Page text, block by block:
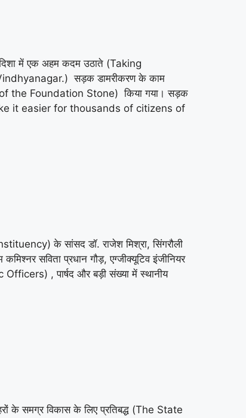
में एक अहम कदम उठाते (Taking
सड़क डामरीकरण के काम
of the Foundation Stone) किया गया। सड़क
it easier for thousands of citizens of
के सांसद डॉ. राजेश मिश्रा, सिंगरौली
सविता प्रधान गौड़, एग्जीक्यूटिव इंजीनियर
, पार्षद और बड़ी संख्या में स्थानीय
के समग्र विकास के लिए प्रतिबद्ध (The State